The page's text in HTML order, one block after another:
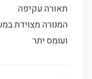
תאורה עקיפה
המנורה מצוידת
ועומס יתר